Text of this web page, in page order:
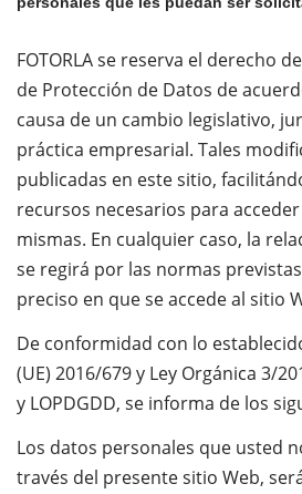
FOTORLA se reserva el derecho
de Protección de Datos de
causa de un cambio legislativo,
práctica empresarial. Tales
publicadas en este sitio,
recursos necesarios para
mismas. En cualquier caso, la
se regirá por las normas
preciso en que se accede al sitio
De conformidad con lo
(UE) 2016/679 y Ley Orgánica 3/
y LOPDGDD, se informa de los
Los datos personales que usted
través del presente sitio Web,